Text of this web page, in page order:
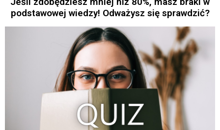
podstawowej wiedzy! Odważysz się sprawdzić?